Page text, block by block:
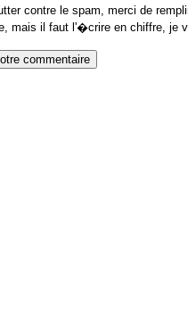
contre le spam, merci de
mais il faut l'�crire en chiffre, je